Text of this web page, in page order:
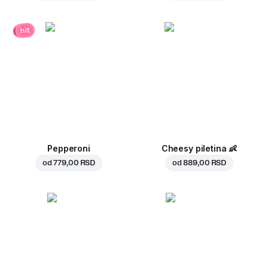
hit
Pepperoni
od779,00 RSD
Cheesy piletina 👶
od889,00 RSD